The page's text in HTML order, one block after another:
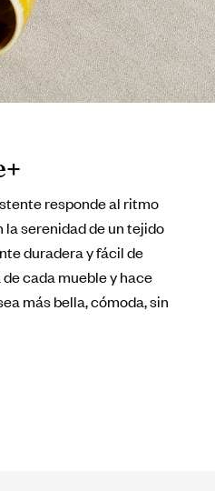
responde al ritmo
la serenidad de un tejido
duradera y fácil de
cada mueble y hace
más bella, cómoda, sin